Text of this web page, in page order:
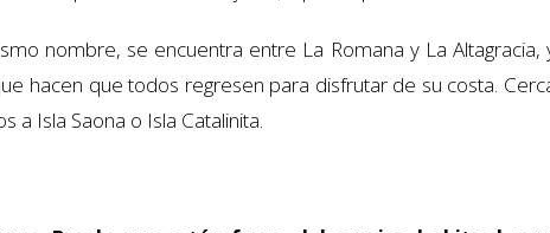
nombre, se encuentra entre La Romana y La Altagracia,
hacen que todos regresen para disfrutar de su costa.
a Isla Saona o Isla Catalinita.